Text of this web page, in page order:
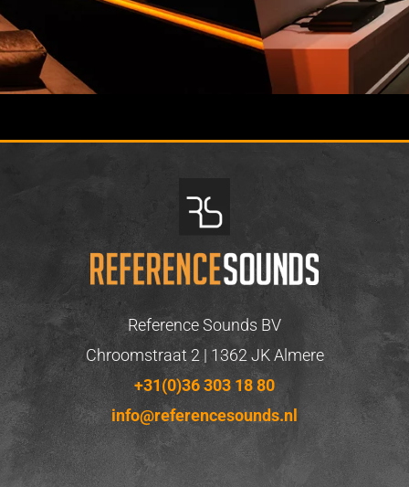
Reference Sounds BV
Chroomstraat 2 | 1362 JK Almere
+31(0)36 303 18 80
info@referencesounds.nl